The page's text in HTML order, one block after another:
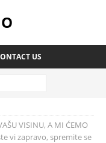
US
VISINU, A MI ĆEMO
vi zapravo, spremite se